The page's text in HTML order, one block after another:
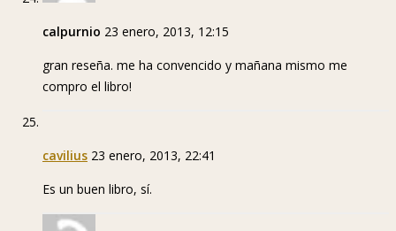
calpurnio 23 enero, 2013, 12:15
gran reseña. me ha convencido y mañana mismo me
compro el libro!
cavilius 23 enero, 2013, 22:41
Es un buen libro, sí.